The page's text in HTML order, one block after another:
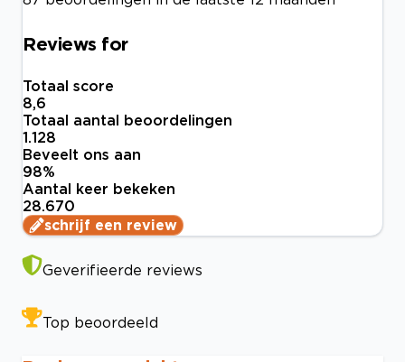
Reviews for
Totaal score
8,6
Totaal aantal beoordelingen
1.128
Beveelt ons aan
98%
Aantal keer bekeken
28.670
schrijf een review
Geverifieerde reviews
Top beoordeeld